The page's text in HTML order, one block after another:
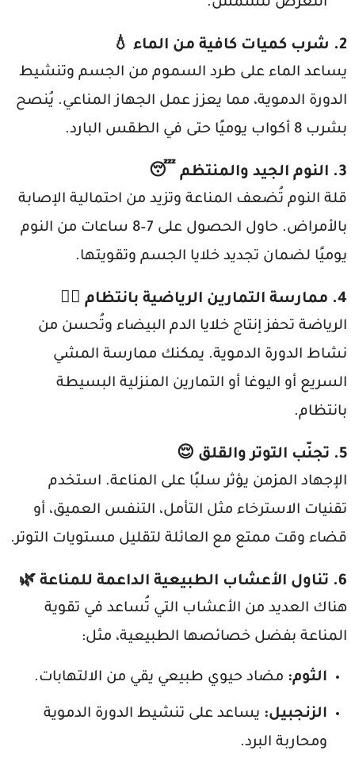
2. شرب كميات كافية من الماء 💧
يساعد الماء على طرد السموم من الجسم وتنشيط
الدورة الدموية، مما يعزز عمل الجهاز المناعي. يُنصح
بشرب 8 أكواب يوميًا حتى في الطقس البارد.
3. النوم الجيد والمنتظم 😴
قلة النوم تُضعف المناعة وتزيد من احتمالية الإصابة
بالأمراض. حاول الحصول على 7–8 ساعات من النوم
يوميًا لضمان تجديد خلايا الجسم وتقويتها.
4. ممارسة التمارين الرياضية بانتظام 🏃‍♀️
الرياضة تحفز إنتاج خلايا الدم البيضاء وتُحسن من
نشاط الدورة الدموية. يمكنك ممارسة المشي
السريع أو اليوغا أو التمارين المنزلية البسيطة
بانتظام.
5. تجنّب التوتر والقلق 😌
الإجهاد المزمن يؤثر سلبًا على المناعة. استخدم
تقنيات الاسترخاء مثل التأمل، التنفس العميق، أو
قضاء وقت ممتع مع العائلة لتقليل مستويات التوتر.
6. تناول الأعشاب الطبيعية الداعمة للمناعة 🌿
هناك العديد من الأعشاب التي تُساعد في تقوية
المناعة بفضل خصائصها الطبيعية، مثل:
الثوم: مضاد حيوي طبيعي يقي من الالتهابات.
الزنجبيل: يساعد على تنشيط الدورة الدموية
ومحاربة البرد.